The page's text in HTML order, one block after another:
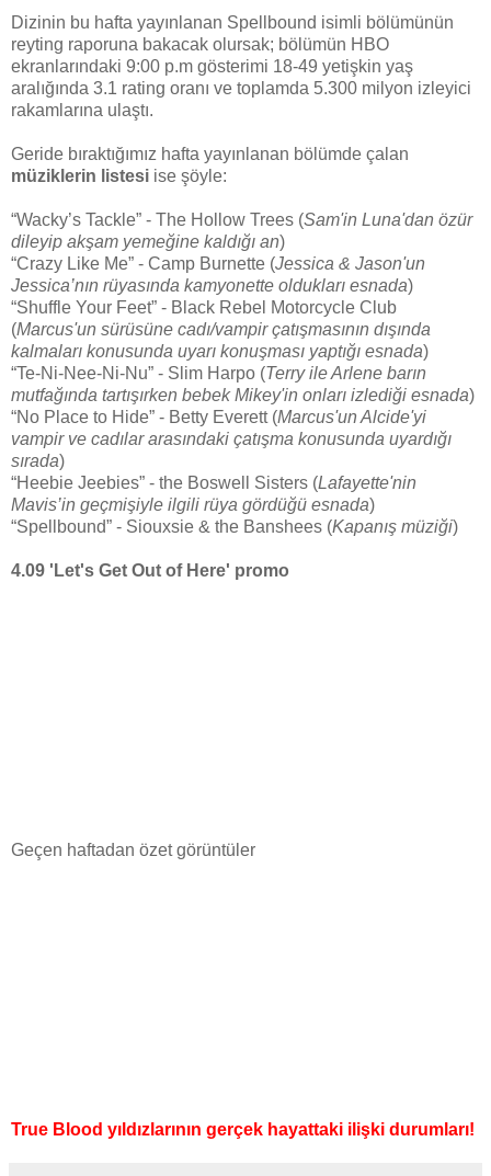
Dizinin bu hafta yayınlanan Spellbound isimli bölümünün
reyting raporuna bakacak olursak; bölümün HBO
ekranlarındaki 9:00 p.m gösterimi 18-49 yetişkin yaş
aralığında 3.1 rating oranı ve toplamda 5.300 milyon izleyici
rakamlarına ulaştı.
Geride bıraktığımız hafta yayınlanan bölümde çalan
müziklerin listesi ise şöyle:
“Wacky’s Tackle” - The Hollow Trees (Sam'in Luna'dan özür
dileyip akşam yemeğine kaldığı an)
“Crazy Like Me” - Camp Burnette (Jessica & Jason'un
Jessica’nın rüyasında kamyonette oldukları esnada)
“Shuffle Your Feet” - Black Rebel Motorcycle Club
(Marcus'un sürüsüne cadı/vampir çatışmasının dışında
kalmaları konusunda uyarı konuşması yaptığı esnada)
“Te-Ni-Nee-Ni-Nu” - Slim Harpo (Terry ile Arlene barın
mutfağında tartışırken bebek Mikey'in onları izlediği esnada)
“No Place to Hide” - Betty Everett (Marcus'un Alcide'yi
vampir ve cadılar arasındaki çatışma konusunda uyardığı
sırada)
“Heebie Jeebies” - the Boswell Sisters (Lafayette'nin
Mavis’in geçmişiyle ilgili rüya gördüğü esnada)
“Spellbound” - Siouxsie & the Banshees (Kapanış müziği)
4.09 'Let's Get Out of Here' promo
Geçen haftadan özet görüntüler
True Blood yıldızlarının gerçek hayattaki ilişki durumları!